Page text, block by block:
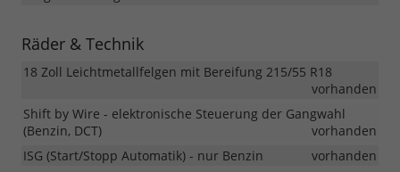
Räder & Technik
18 Zoll Leichtmetallfelgen mit Bereifung 215/55 R18
vorhanden
Shift by Wire - elektronische Steuerung der Gangwahl
(Benzin, DCT)
vorhanden
ISG (Start/Stopp Automatik) - nur Benzin
vorhanden